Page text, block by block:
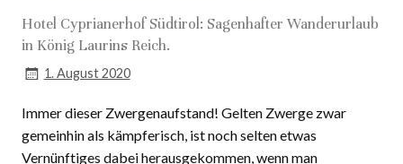
Hotel Cyprianerhof Südtirol: Sagenhafter Wanderurlaub
in König Laurins Reich.
Immer dieser Zwergenaufstand! Gelten Zwerge zwar
gemeinhin als kämpferisch, ist noch selten etwas